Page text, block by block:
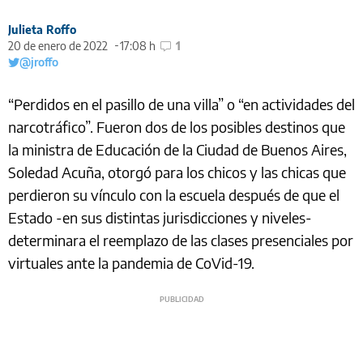
Julieta Roffo
20 de enero de 2022
17:08 h
1
@jroffo
“Perdidos en el pasillo de una villa” o “en actividades del
narcotráfico”. Fueron dos de los posibles destinos que
la ministra de Educación de la Ciudad de Buenos Aires,
Soledad Acuña, otorgó para los chicos y las chicas que
perdieron su vínculo con la escuela después de que el
Estado -en sus distintas jurisdicciones y niveles-
determinara el reemplazo de las clases presenciales por
virtuales ante la pandemia de CoVid-19.